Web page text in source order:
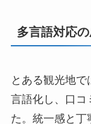
多言語対応
とある観光地
言語化し、口コ
た。統一感と丁